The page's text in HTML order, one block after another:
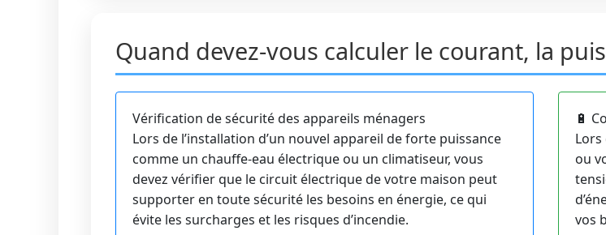
Quand devez-vous calculer le courant, la
Vérification de sécurité des appareils ménagers
Lors de l’installation d’un nouvel appareil de forte puissance
comme un chauffe-eau électrique ou un climatiseur, vous
devez vérifier que le circuit électrique de votre maison peut
supporter en toute sécurité les besoins en énergie, ce qui
évite les surcharges et les risques d’incendie.
🔋
ou
vos